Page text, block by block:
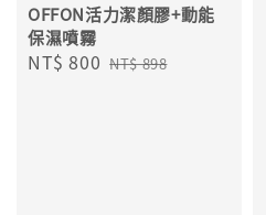
OFFON活力潔顏膠+動能
保濕噴霧
Sale
NT$ 800 Regular
NT$ 898